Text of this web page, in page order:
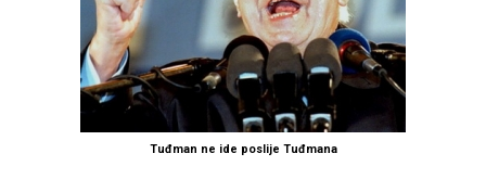
Tuđman ne ide poslije Tuđmana